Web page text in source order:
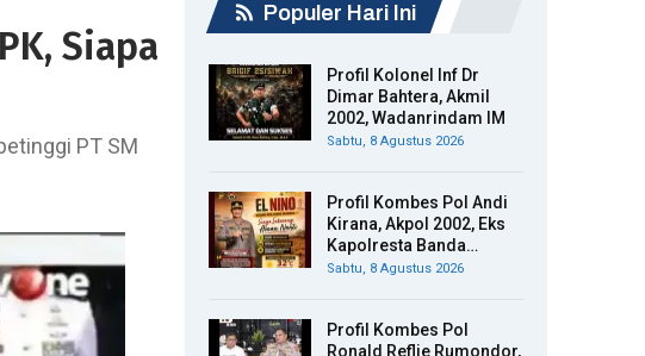
Siapa
PT SM
Populer Hari Ini
Profil Kolonel Inf Dr
Dimar Bahtera, Akmil
2002, Wadanrindam IM
Sabtu, 8 Agustus 2026
Profil Kombes Pol Andi
Kirana, Akpol 2002, Eks
Kapolresta Banda…
Sabtu, 8 Agustus 2026
Profil Kombes Pol
Ronald Reflie Rumondor,